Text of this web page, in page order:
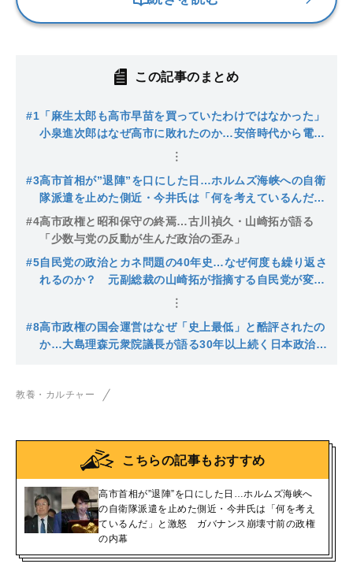
この記事のまとめ
#1 「麻生太郎も高市早苗を買っていたわけではなかった」
小泉進次郎はなぜ高市に敗れたのか…安倍時代から電通
が担う選挙戦略、自民党員の複雑な思惑を考察する
#3高市首相が”退陣”を口にした日…ホルムズ海峡への自衛
隊派遣を止めた側近・今井氏は「何を考えているんだ」
と激怒 ガバナンス崩壊寸前の政権の内幕
#4高市政権と昭和保守の終焉…古川禎久・山崎拓が語る
「少数与党の反動が生んだ政治の歪み」
#5自民党の政治とカネ問題の40年史…なぜ何度も繰り返さ
れるのか？ 元副総裁の山崎拓が指摘する自民党が変わ
#8高市政権の国会運営はなぜ「史上最低」と酷評されたの
か…大島理森元衆院議長が語る30年以上続く日本政治の
教養・カルチャー
こちらの記事もおすすめ
高市首相が”退陣”を口にした日…ホルムズ海峡へ
の自衛隊派遣を止めた側近・今井氏は「何を考え
ているんだ」と激怒 ガバナンス崩壊寸前の政権
の内幕